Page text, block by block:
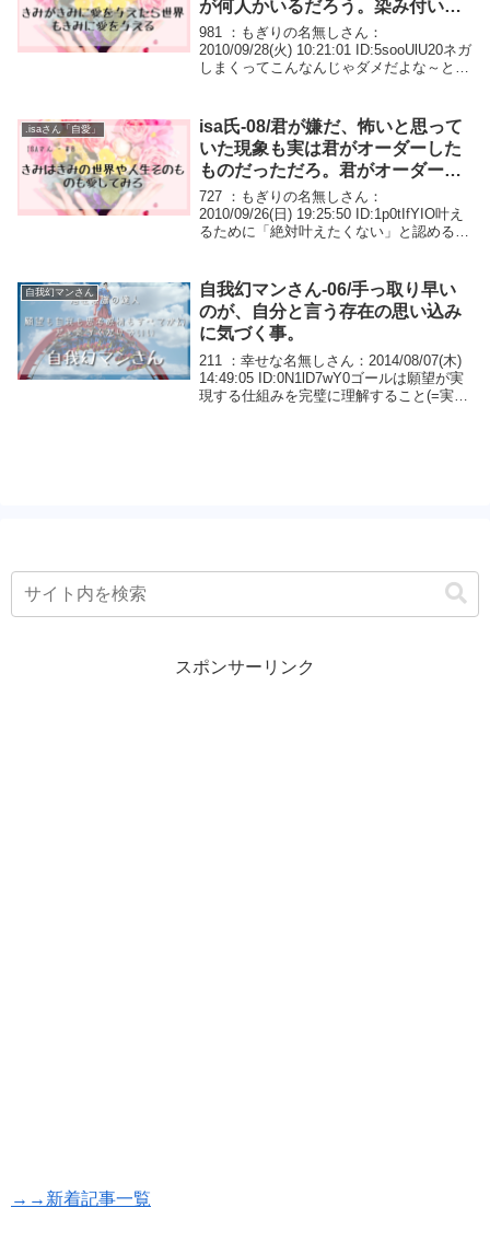
が何人かいるだろう。染み付いて
いて笑えるだろ。
981 ：もぎりの名無しさん：
2010/09/28(火) 10:21:01 ID:5sooUlU20ネガ
しまくってこんなんじゃダメだよな～と思
故？ 986 ：もぎりの名...
.isaさん「自愛」
isa氏-08/君が嫌だ、怖いと思って
いた現象も実は君がオーダーした
ものだっただろ。君がオーダーし
たもの以外は現れないんだよ。
727 ：もぎりの名無しさん：
2010/09/26(日) 19:25:50 ID:1p0tIfYIO叶え
るために「絶対叶えたくない」と認める？
りしたけど、ループ＆ル...
自我幻マンさん
自我幻マンさん-06/手っ取り早い
のが、自分と言う存在の思い込み
に気づく事。
211 ：幸せな名無しさん：2014/08/07(木)
14:49:05 ID:0N1lD7wY0ゴールは願望が実
現する仕組みを完璧に理解すること(=実際
スポンサーリンク
→→新着記事一覧